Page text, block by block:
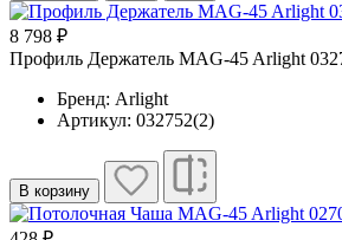
8 798 ₽
Профиль Держатель MAG-45 Arlight
Бренд: Arlight
Артикул: 032752(2)
В корзину